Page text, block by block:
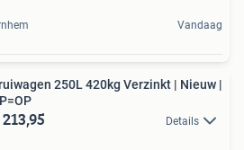
Vandaag
250L 420kg Verzinkt | Nieuw |
Details